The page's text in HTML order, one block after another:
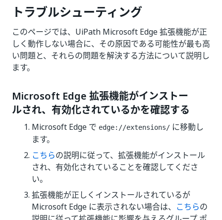
トラブルシューティング
このページでは、UiPath Microsoft Edge 拡張機能が正
しく動作しない場合に、その原因である可能性が最も高
い問題と、それらの問題を解決する方法について説明し
ます。
Microsoft Edge 拡張機能がインストー
ルされ、有効化されているかを確認する
Microsoft Edge で edge://extensions/ に移動し
ます。
こちらの説明に従って、拡張機能がインストール
され、有効化されていることを確認してくださ
い。
拡張機能が正しくインストールされているが
Microsoft Edge に表示されない場合は、 こちらの